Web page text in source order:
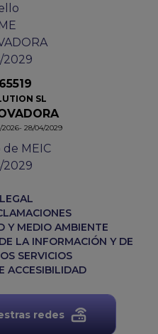
SL
28/04/2029
Y MEDIO AMBIENTE
LA INFORMACIÓN Y DE
SERVICIOS
ACCESIBILIDAD
redes